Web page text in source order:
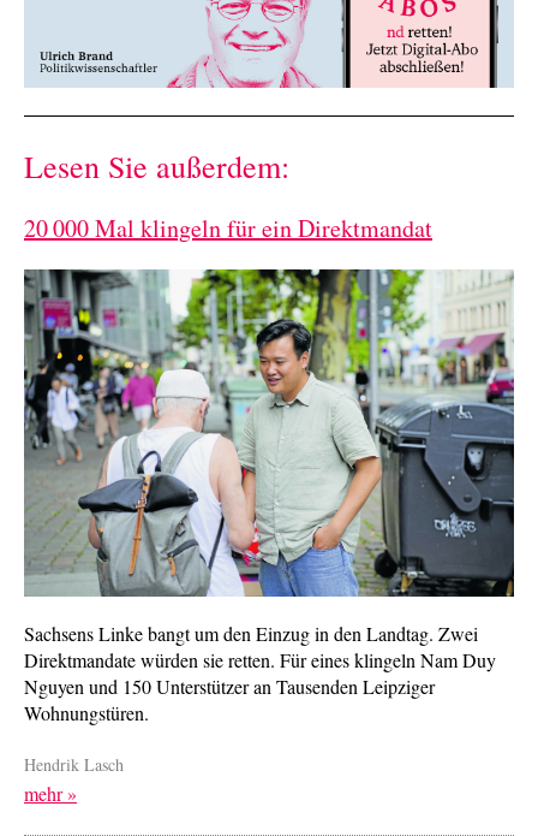
Lesen Sie außerdem:
20 000 Mal klingeln für ein Direktmandat
Sachsens Linke bangt um den Einzug in den Landtag. Zwei
Direktmandate würden sie retten. Für eines klingeln Nam Duy
Nguyen und 150 Unterstützer an Tausenden Leipziger
Wohnungstüren.
Hendrik Lasch
mehr »